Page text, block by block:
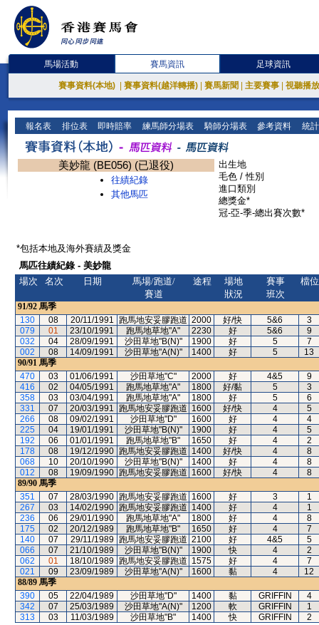
馬場活動 賽馬資訊 足球資訊
賽事資料(本地) 賽事資料(越洋轉播) 賽馬新聞 主要賽事 視聽播
報名表 排位表 即時賠率 練馬師分場表 騎師分場表 參考資料 統
美妙龍 (BE056) (已退役)
往績紀錄
其他馬匹
出生地
毛色 / 性別
進口類別
總獎金*
冠-亞-季-總出賽次數*
*包括本地及海外賽績及獎金
馬匹往績紀錄 - 美妙龍
場次
名次 日期
馬場/跑道/
賽道
途程
場地
狀況
賽事
班次
檔位
91/92 馬季
130
08 20/11/1991 跑馬地安妥膠跑道 2000 好/快 5&6
3
079
01 23/10/1991 跑馬地草地"A" 2230 好 5&6
9
032
04 28/09/1991 沙田草地"B(N)" 1900 好 5
7
002
08 14/09/1991 沙田草地"A(N)" 1400 好 5
13
90/91 馬季
470
03 01/06/1991 沙田草地"C" 2000 好 4&5
9
416
02 04/05/1991 跑馬地草地"A" 1800 好/黏 5
3
358
03 03/04/1991 跑馬地草地"A" 1800 好 5
6
331
07 20/03/1991 跑馬地安妥膠跑道 1600 好/快 4
5
266
08 09/02/1991 沙田草地"D" 1600 好 4
4
225
04 19/01/1991 沙田草地"B(N)" 1900 好 4
5
192
06 01/01/1991 跑馬地草地"B" 1650 好 4
2
178
08 19/12/1990 跑馬地安妥膠跑道 1400 好/快 4
8
068
10 20/10/1990 沙田草地"B(N)" 1400 好 4
8
012
08 19/09/1990 跑馬地安妥膠跑道 1600 好/快 4
8
89/90 馬季
351
07 28/03/1990 跑馬地安妥膠跑道 1600 好 3
1
267
03 14/02/1990 跑馬地安妥膠跑道 1400 好 4
1
236
06 29/01/1990 跑馬地草地"A" 1800 好 4
8
175
02 20/12/1989 跑馬地草地"B" 1650 好 4
7
140
07 29/11/1989 跑馬地安妥膠跑道 2100 好 4&5
5
066
07 21/10/1989 沙田草地"B(N)" 1900 快 4
2
062
01 18/10/1989 跑馬地安妥膠跑道 1575 好 4
7
021
09 23/09/1989 沙田草地"A(N)" 1600 黏 4
12
88/89 馬季
390
05 22/04/1989 沙田草地"D" 1400 黏 GRIFFIN
4
342
07 25/03/1989 沙田草地"A(N)" 1200 軟 GRIFFIN
1
313
03 11/03/1989 沙田草地"B" 1400 快 GRIFFIN 2